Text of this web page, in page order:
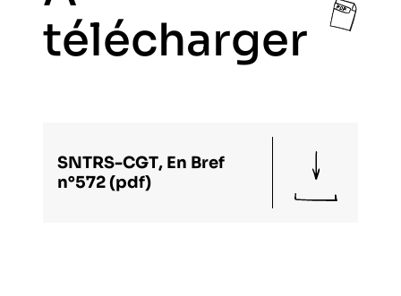
télécharger
SNTRS-CGT, En Bref
n°572 (pdf)